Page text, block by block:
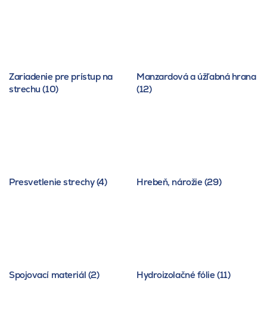
Zariadenie pre prístup na
strechu (10)
Manzardová a úžľabná hrana
(12)
Presvetlenie strechy (4) Hrebeň, nárožie (29)
Spojovací materiál (2) Hydroizolačné fólie (11)